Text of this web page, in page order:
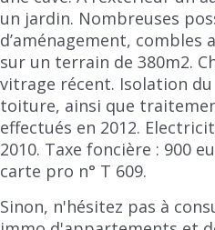
un jardin. Nombreuses
d’aménagement, combles
sur un terrain de 380m2.
vitrage récent. Isolation
toiture, ainsi que
effectués en 2012.
2010. Taxe foncière : 900
carte pro n° T 609.
Sinon, n'hésitez pas à